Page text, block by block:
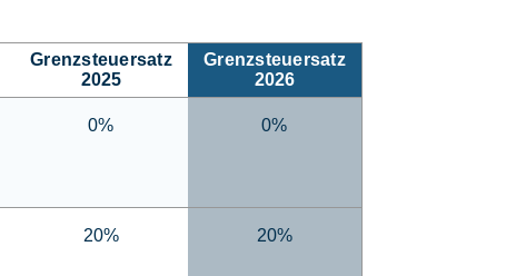
Grenzsteuersatz
2025
Grenzsteuersatz
2026
0% 0%
20% 20%